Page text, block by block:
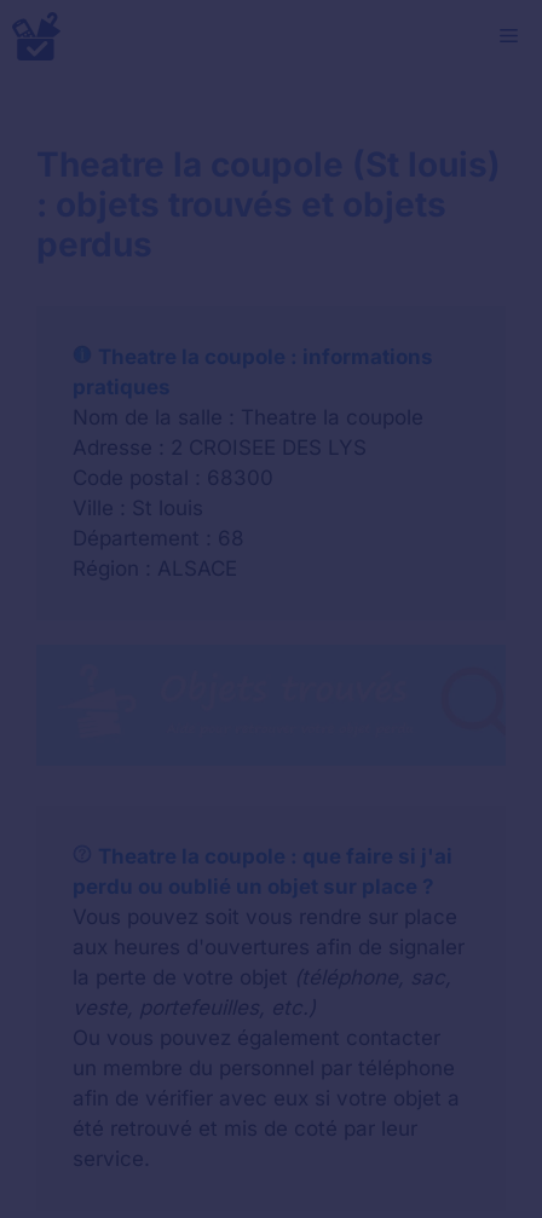
Aller
au
Theatre la coupole : que faire si j'ai
perdu ou oublié un objet sur place ?
Vous pouvez soit vous rendre sur place
aux heures d'ouvertures afin de signaler
la perte de votre objet (téléphone, sac,
veste, portefeuilles, etc.)
Ou vous pouvez également contacter
un membre du personnel par téléphone
afin de vérifier avec eux si votre objet a
été retrouvé et mis de coté par leur
service.